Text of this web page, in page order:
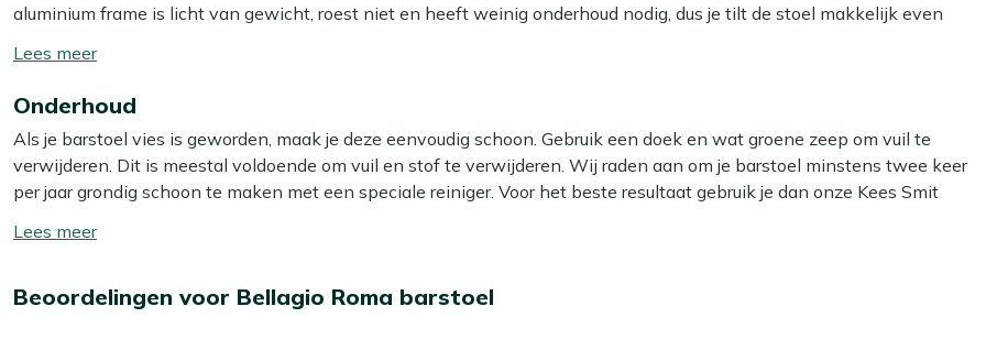
aluminium frame is licht van gewicht, roest niet en heeft weinig onderhoud nodig, dus je tilt de stoel makkelijk even
ontspannen zit, ook tijdens een lange borrel.
Eigenschappen
Aluminium frame:licht in gewicht en roest niet buiten
Textileen zitting en rugleuning:zit prettig en vormt zich naar je lichaam
Barhoogte:
Bekijk meer Tuinstoelen
Bekijk meer Barkrukken
Toon/verberg
meer
Onderhoud
Als je barstoel vies is geworden, maak je deze eenvoudig schoon. Gebruik een doek en wat groene zeep om vuil te
verwijderen. Dit is meestal voldoende om vuil en stof te verwijderen. Wij raden aan om je barstoel minstens twee keer
per jaar grondig schoon te maken met een speciale reiniger. Voor het beste resultaat gebruik je dan onze Kees Smit
armleuningen. Let op: gebruik géén hogedrukreiniger. Dit lijkt handig, maar kan het materiaal beschadigen.
Extra bescherming
Toon/verberg
Beoordelingen voor Bellagio Roma barstoel